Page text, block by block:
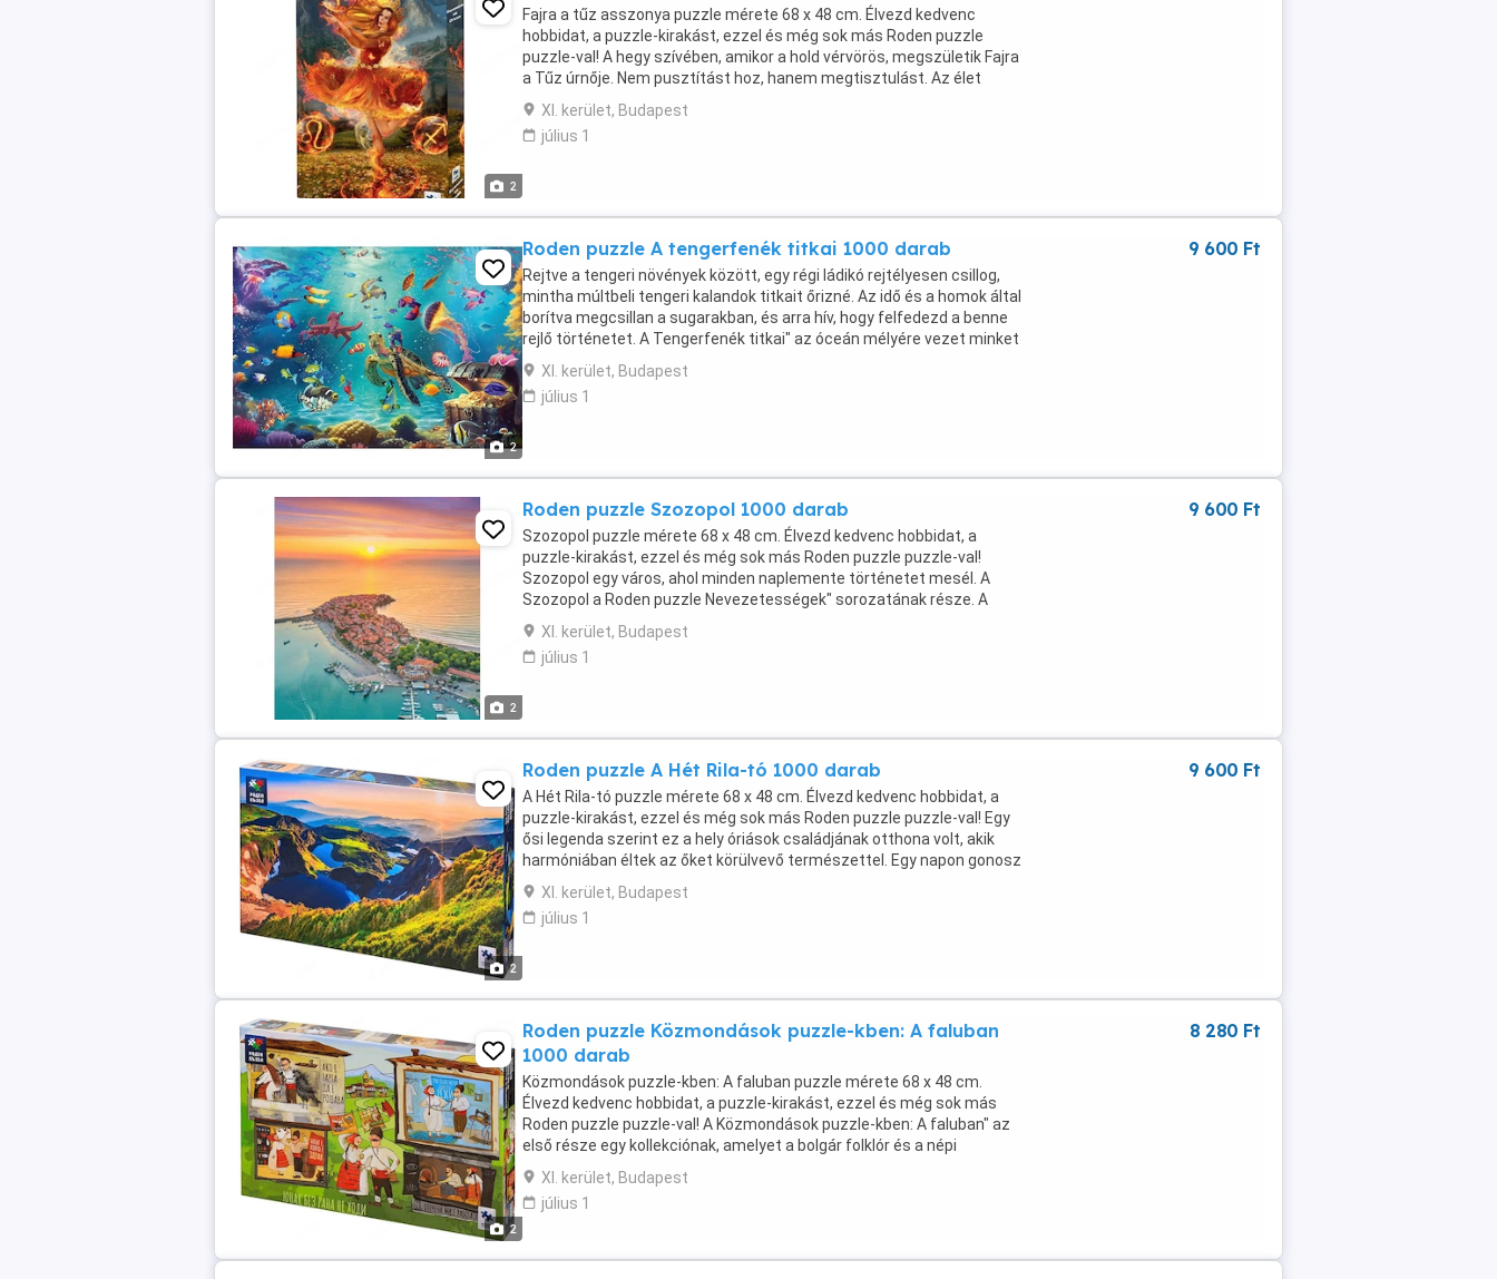
2
Fajra a tűz asszonya puzzle mérete 68 x 48 cm. Élvezd kedvenc
hobbidat, a puzzle-kirakást, ezzel és még sok más Roden puzzle
puzzle-val! A hegy szívében, amikor a hold vérvörös, megszületik Fajra
a Tűz úrnője. Nem pusztítást hoz, hanem megtisztulást. Az élet
körforgásában lángok között táncol, amelyek ...
XI. kerület, Budapest
július 1
2
Roden puzzle A tengerfenék titkai 1000 darab
Rejtve a tengeri növények között, egy régi ládikó rejtélyesen csillog,
mintha múltbeli tengeri kalandok titkait őrizné. Az idő és a homok által
borítva megcsillan a sugarakban, és arra hív, hogy felfedezd a benne
rejlő történetet. A Tengerfenék titkai" az óceán mélyére vezet minket
egy helyre, amely ...
XI. kerület, Budapest
július 1
9 600 Ft
2
Roden puzzle Szozopol 1000 darab
Szozopol puzzle mérete 68 x 48 cm. Élvezd kedvenc hobbidat, a
puzzle-kirakást, ezzel és még sok más Roden puzzle puzzle-val!
Szozopol egy város, ahol minden naplemente történetet mesél. A
Szozopol a Roden puzzle Nevezetességek" sorozatának része. A
naplemente aranyló sugarai között az ősi Szozopol ...
XI. kerület, Budapest
július 1
9 600 Ft
2
Roden puzzle A Hét Rila-tó 1000 darab
A Hét Rila-tó puzzle mérete 68 x 48 cm. Élvezd kedvenc hobbidat, a
puzzle-kirakást, ezzel és még sok más Roden puzzle puzzle-val! Egy
ősi legenda szerint ez a hely óriások családjának otthona volt, akik
harmóniában éltek az őket körülvevő természettel. Egy napon gonosz
erők utolérték szerelmüket, és ...
XI. kerület, Budapest
július 1
9 600 Ft
2
Roden puzzle Közmondások puzzle-kben: A faluban
1000 darab
Közmondások puzzle-kben: A faluban puzzle mérete 68 x 48 cm.
Élvezd kedvenc hobbidat, a puzzle-kirakást, ezzel és még sok más
Roden puzzle puzzle-val! A Közmondások puzzle-kben: A faluban" az
első része egy kollekciónak, amelyet a bolgár folklór és a népi
bölcsesség ihletett. Ez az egyedülálló puzzle ...
XI. kerület, Budapest
július 1
8 280 Ft